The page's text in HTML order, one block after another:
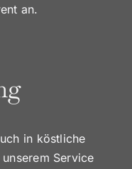
an.
in köstliche
Service